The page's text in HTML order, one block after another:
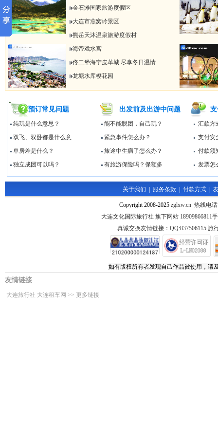
金石滩国家旅游度假区
大连市燕窝岭景区
熊岳天沐温泉旅游度假村
海帝戏水宫
佟二堡海宁皮革城 尽享冬日温情
龙塘水库樱花园
预订常见问题
纯玩是什么意思？
双飞、双卧都是什么意
单房差是什么？
独立成团可以吗？
出发前及出游中问题
能不能脱团，自己玩？
紧急事件怎么办？
旅途中生病了怎么办？
有旅游保险吗？保额多
汇款方
支付安
付款须
发票怎
关于我们 服务条款 付款方式
Copyright 2008-2025 zglxw.cn 热线电
大连文化国际旅行社 旗下网站 18909866811
真诚交换友情链接：QQ:837506115 旅
如有版权所有者发现自己作品被使用，请
友情链接
大连旅行社 大连租车网 >> 更多链接